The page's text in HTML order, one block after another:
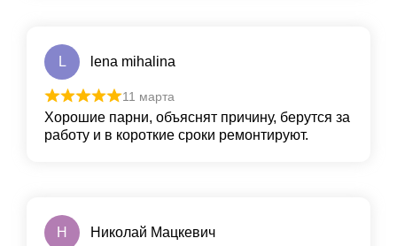
L lena mihalina
11 марта
Хорошие парни, объяснят причину, берутся за
работу и в короткие сроки ремонтируют.
Н Николай Мацкевич